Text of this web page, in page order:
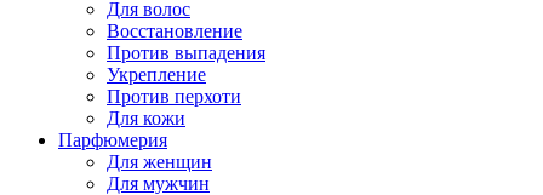
Для волос
Восстановление
Против выпадения
Укрепление
Против перхоти
Для кожи
Парфюмерия
Для женщин
Для мужчин